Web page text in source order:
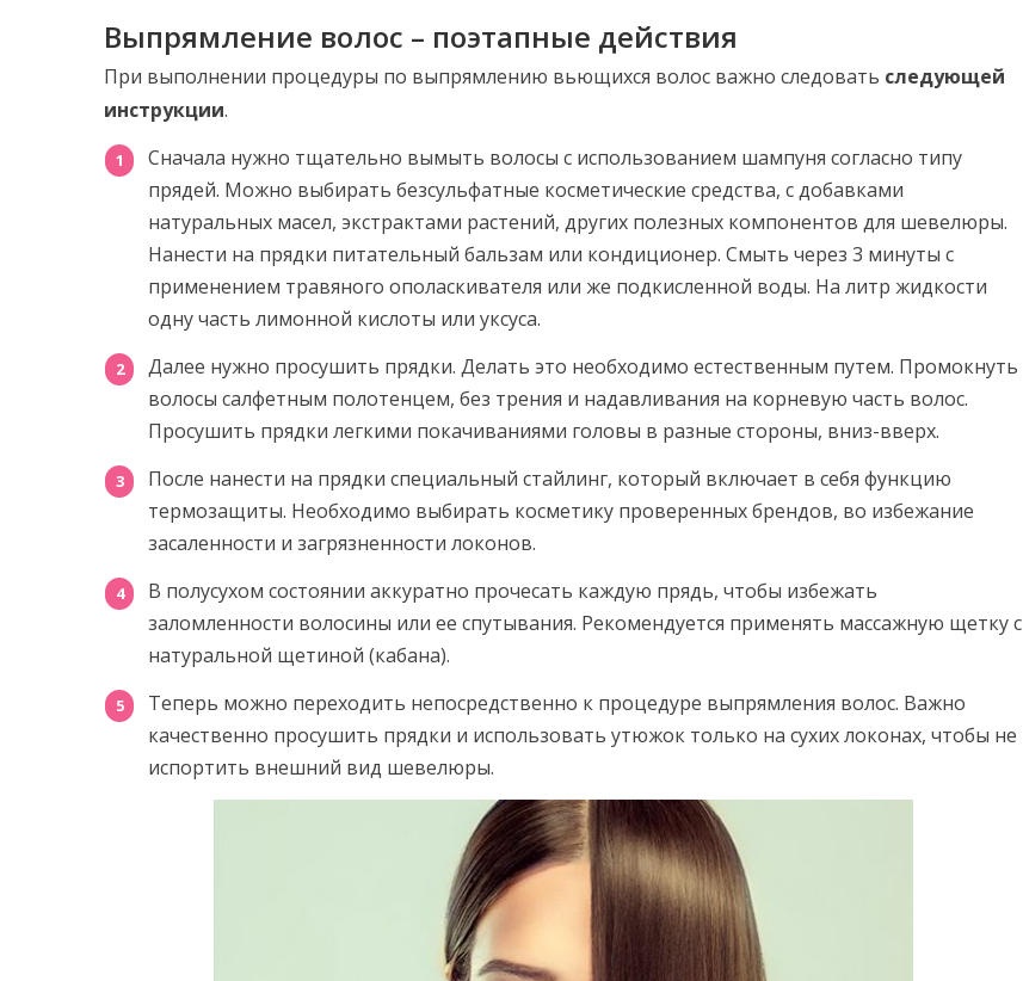
Выпрямление волос – поэтапные действия
При выполнении процедуры по выпрямлению вьющихся волос важно следовать следующей
инструкции.
Сначала нужно тщательно вымыть волосы с использованием шампуня согласно типу
прядей. Можно выбирать безсульфатные косметические средства, с добавками
натуральных масел, экстрактами растений, других полезных компонентов для шевелюры.
Нанести на прядки питательный бальзам или кондиционер. Смыть через 3 минуты с
применением травяного ополаскивателя или же подкисленной воды. На литр жидкости
одну часть лимонной кислоты или уксуса.
Далее нужно просушить прядки. Делать это необходимо естественным путем. Промокнуть
волосы салфетным полотенцем, без трения и надавливания на корневую часть волос.
Просушить прядки легкими покачиваниями головы в разные стороны, вниз-вверх.
После нанести на прядки специальный стайлинг, который включает в себя функцию
термозащиты. Необходимо выбирать косметику проверенных брендов, во избежание
засаленности и загрязненности локонов.
В полусухом состоянии аккуратно прочесать каждую прядь, чтобы избежать
заломленности волосины или ее спутывания. Рекомендуется применять массажную щетку с
натуральной щетиной (кабана).
Теперь можно переходить непосредственно к процедуре выпрямления волос. Важно
качественно просушить прядки и использовать утюжок только на сухих локонах, чтобы не
испортить внешний вид шевелюры.